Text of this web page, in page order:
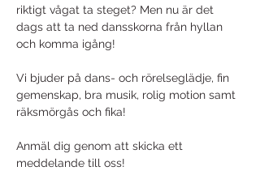
riktigt vågat ta steget? Men nu är det
dags att ta ned dansskorna från hyllan
och komma igång!
Vi bjuder på dans- och rörelseglädje, fin
gemenskap, bra musik, rolig motion samt
räksmörgås och fika!
Anmäl dig genom att skicka ett
meddelande till oss!